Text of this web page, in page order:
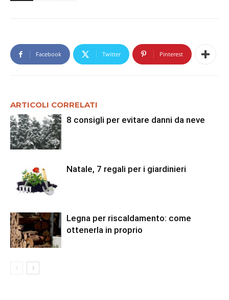
Facebook Twitter Pinterest
ARTICOLI CORRELATI
8 consigli per evitare danni da neve
Natale, 7 regali per i giardinieri
Legna per riscaldamento: come
ottenerla in proprio